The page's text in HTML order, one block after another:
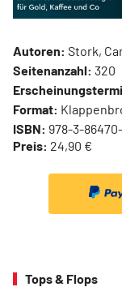
Autoren: Stork,
Seitenanzahl: 320
Format:
ISBN: 978-3-
Preis: 24,90 €
Tops & Flops